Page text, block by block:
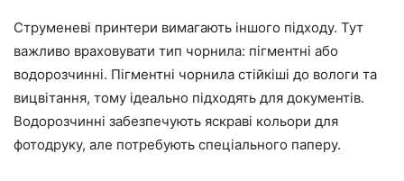
Струменеві принтери вимагають іншого підходу. Тут
важливо враховувати тип чорнила: пігментні або
водорозчинні. Пігментні чорнила стійкіші до вологи та
вицвітання, тому ідеально підходять для документів.
Водорозчинні забезпечують яскраві кольори для
фотодруку, але потребують спеціального паперу.